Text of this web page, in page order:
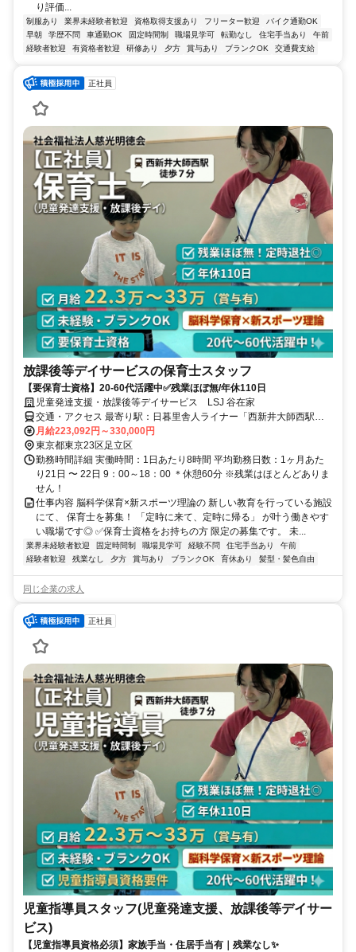
り評価...
制服あり 業界未経験者歓迎 資格取得支援あり フリーター歓迎
バイク通勤OK
早朝
学歴不問 車通勤OK 固定時間制 職場見学可 転勤なし 住宅手当あり
午前
経験者歓迎
有資格者歓迎 研修あり 夕方 賞与あり ブランクOK 交通費支給
正社員
放課後等デイサービスの保育士スタッフ
【要保育士資格】20-60代活躍中✅残業ほぼ無/年休110日
児童発達支援・放課後等デイサービス LSJ 谷在家
交通・アクセス 最寄り駅：日暮里舎人ライナー「西新井大師西駅」
から徒歩７分
月給223,092円～330,000円
東京都東京23区足立区
勤務時間詳細 実働時間：1日あたり8時間 平均勤務日数：1ヶ月あた
り21日 〜 22日 9：00～18：00 ＊休憩60分 ※残業はほとんどありま
せん！
仕事内容 脳科学保育×新スポーツ理論の 新しい教育を行っている施設
にて、 保育士を募集！ 「定時に来て、定時に帰る」 が叶う働きやす
い職場です◎ ✅保育士資格をお持ちの方 限定の募集です。 未...
業界未経験者歓迎 固定時間制 職場見学可 経験不問 住宅手当あり
午前
経験者歓迎
残業なし 夕方 賞与あり ブランクOK 育休あり 髪型・髪色自由
同じ企業の求人
正社員
児童指導員スタッフ(児童発達支援、放課後等デイサー
ビス)
【児童指導員資格必須】家族手当・住居手当有｜残業なし✨